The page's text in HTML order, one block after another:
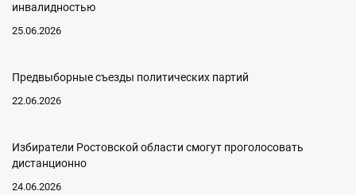
инвалидностью
25.06.2026
Предвыборные съезды политических партий
22.06.2026
Избиратели Ростовской области смогут проголосовать
дистанционно
24.06.2026